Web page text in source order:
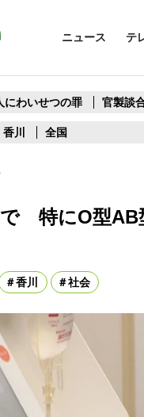
ニュース テ
にわいせつの罪 官製談
香川 全国
で 特にO型
香川 社会